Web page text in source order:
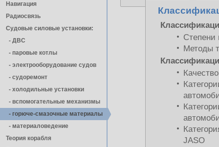
Навигация
Радиосвязь
Судовые силовые установки:
- ДВС
- паровые котлы
- электрооборудование судов
- cудоремонт
- холодильные установки
- вспомогательные механизмы
- горюче-смазочные материалы
- материаловедение
Теория корабля
Степени
Методы
JASO